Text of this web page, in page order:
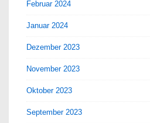
Februar 2024
Januar 2024
Dezember 2023
November 2023
Oktober 2023
September 2023